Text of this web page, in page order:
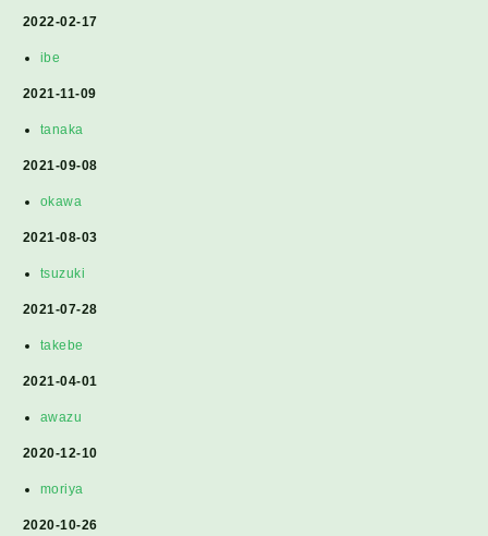
2022-02-17
ibe
2021-11-09
tanaka
2021-09-08
okawa
2021-08-03
tsuzuki
2021-07-28
takebe
2021-04-01
awazu
2020-12-10
moriya
2020-10-26